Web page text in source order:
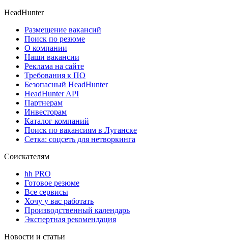
HeadHunter
Размещение вакансий
Поиск по резюме
О компании
Наши вакансии
Реклама на сайте
Требования к ПО
Безопасный HeadHunter
HeadHunter API
Партнерам
Инвесторам
Каталог компаний
Поиск по вакансиям в Луганске
Сетка: соцсеть для нетворкинга
Соискателям
hh PRO
Готовое резюме
Все сервисы
Хочу у вас работать
Производственный календарь
Экспертная рекомендация
Новости и статьи